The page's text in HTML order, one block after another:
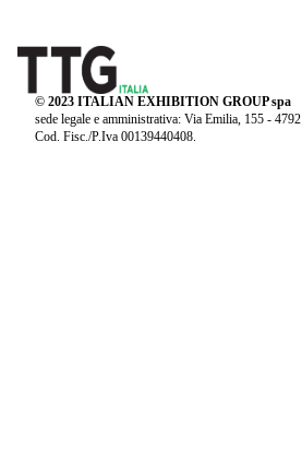
© 2023 ITALIAN EXHIBITION GROUP spa
sede legale e amministrativa: Via Emilia, 155 -
Cod. Fisc./P.Iva 00139440408.